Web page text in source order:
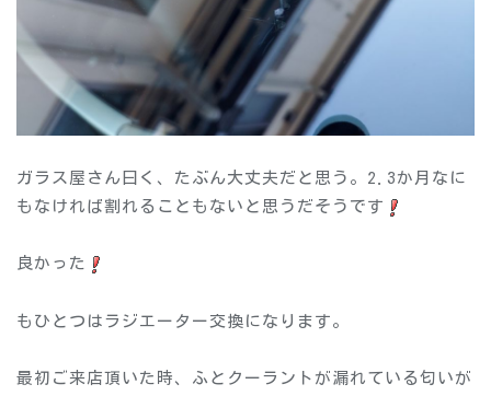
ガラス屋さん曰く、たぶん大丈夫だと思う。2.3か月なに
もなければ割れることもないと思うだそうです
良かった
もひとつはラジエーター交換になります。
最初ご来店頂いた時、ふとクーラントが漏れている匂いが